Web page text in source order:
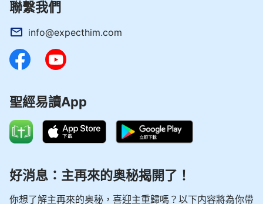
聯繫我們
info@expecthim.com
聖經易讀App
好消息：主再來的奥秘揭開了！
你想了解主再來的奥秘，喜迎主重歸嗎？以下内容將為你帶